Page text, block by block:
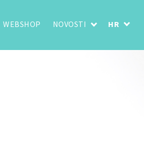
WEBSHOP NOVOSTI HR